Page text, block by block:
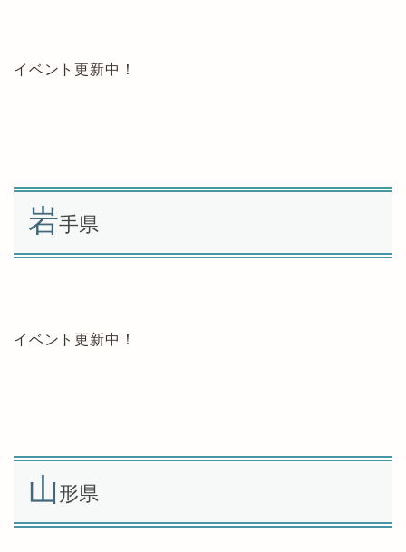
イベント更新中！
岩手県
イベント更新中！
山形県